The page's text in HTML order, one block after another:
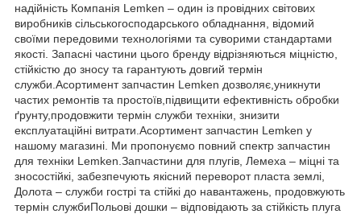
надійність Компанія Lemken – один із провідних світових
виробників сільськогосподарського обладнання, відомий
своїми передовими технологіями та суворими стандартами
якості. Запасні частини цього бренду відрізняються міцністю,
стійкістю до зносу та гарантують довгий термін
служби.Асортимент запчастин Lemken дозволяє,уникнути
частих ремонтів та простоїв,підвищити ефективність обробки
ґрунту,продовжити термін служби техніки, знизити
експлуатаційні витрати.Асортимент запчастин Lemken у
нашому магазині. Ми пропонуємо повний спектр запчастин
для техніки Lemken.Запчастини для плугів, Лемеха – міцні та
зносостійкі, забезпечують якісний переворот пласта землі,
Долота – служби гострі та стійкі до навантажень, продовжують
термін службиПольові дошки – відповідають за стійкість плуга